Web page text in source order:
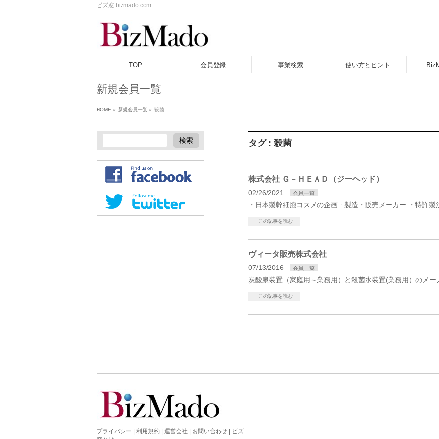
ビズ窓 bizmado.com
TOP 会員登録 事業検索 使い方とヒント
新規会員一覧
HOME » 新規会員一覧 » 殺菌
タグ : 殺菌
株式会社 Ｇ－ＨＥＡＤ（ジーヘッド）
02/26/2021 会員一覧
・日本製幹細胞コスメの企画・製造・販売メーカー ・特許製
この記事を読む
ヴィータ販売株式会社
07/13/2016 会員一覧
炭酸泉装置（家庭用～業務用）と殺菌水装置(業務用）のメー
この記事を読む
プライバシー 利用規約 運営会社 お問い合わせ
ビズ